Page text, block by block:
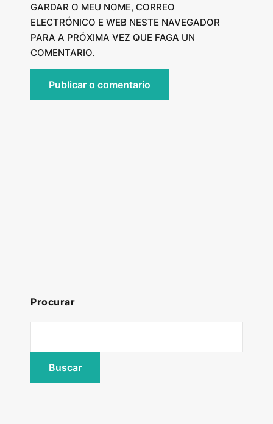
GARDAR O MEU NOME, CORREO
ELECTRÓNICO E WEB NESTE NAVEGADOR
PARA A PRÓXIMA VEZ QUE FAGA UN
COMENTARIO.
Procurar